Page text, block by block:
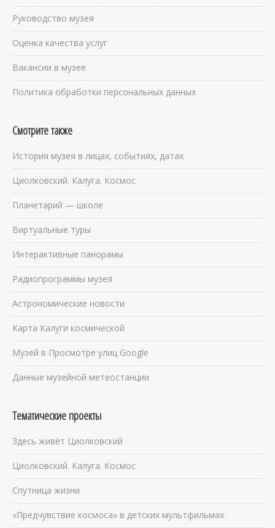
Руководство музея
Оценка качества услуг
Вакансии в музее
Политика обработки персональных данных
Смотрите также
История музея в лицах, событиях, датах
Циолковский. Калуга. Космос
Планетарий — школе
Виртуальные туры
Интерактивные панорамы
Радиопрограммы музея
Астрономические новости
Карта Калуги космической
Музей в Просмотре улиц Google
Данные музейной метеостанции
Тематические проекты
Здесь живёт Циолковский
Циолковский. Калуга. Космос
Спутница жизни
«Предчувствие космоса» в детских мультфильмах